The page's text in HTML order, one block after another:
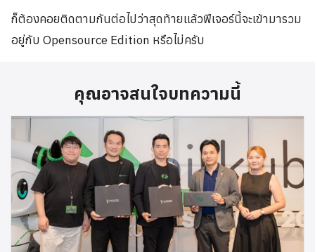
ก็ต้องคอยติดตามกันต่อไปว่าสุดท้ายแล้วฟีเจอร์นี้จะเข้ามารวม
อยู่กับ Opensource Edition หรือไม่ครับ
คุณอาจสนใจบทความนี้